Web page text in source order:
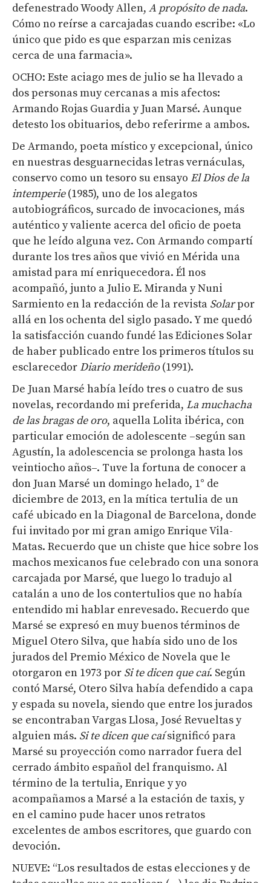
defenestrado Woody Allen, A propósito de nada.
Cómo no reírse a carcajadas cuando escribe: «Lo
único que pido es que esparzan mis cenizas
cerca de una farmacia».
OCHO: Este aciago mes de julio se ha llevado a
dos personas muy cercanas a mis afectos:
Armando Rojas Guardia y Juan Marsé. Aunque
detesto los obituarios, debo referirme a ambos.
De Armando, poeta místico y excepcional, único
en nuestras desguarnecidas letras vernáculas,
conservo como un tesoro su ensayo El Dios de la
intemperie(1985), uno de los alegatos
autobiográficos, surcado de invocaciones, más
auténtico y valiente acerca del oficio de poeta
que he leído alguna vez. Con Armando compartí
durante los tres años que vivió en Mérida una
amistad para mí enriquecedora. Él nos
acompañó, junto a Julio E. Miranda y Nuni
Sarmiento en la redacción de la revista Solarpor
allá en los ochenta del siglo pasado. Y me quedó
la satisfacción cuando fundé las Ediciones Solar
de haber publicado entre los primeros títulos su
esclarecedor Diario merideño(1991).
De Juan Marsé había leído tres o cuatro de sus
novelas, recordando mi preferida, La muchacha
de las bragas de oro, aquella Lolita ibérica, con
particular emoción de adolescente –según san
Agustín, la adolescencia se prolonga hasta los
veintiocho años–. Tuve la fortuna de conocer a
don Juan Marsé un domingo helado, 1° de
diciembre de 2013, en la mítica tertulia de un
café ubicado en la Diagonal de Barcelona, donde
fui invitado por mi gran amigo Enrique Vila-
Matas. Recuerdo que un chiste que hice sobre los
machos mexicanos fue celebrado con una sonora
carcajada por Marsé, que luego lo tradujo al
catalán a uno de los contertulios que no había
entendido mi hablar enrevesado. Recuerdo que
Marsé se expresó en muy buenos términos de
Miguel Otero Silva, que había sido uno de los
jurados del Premio México de Novela que le
otorgaron en 1973 por Si te dicen que caí. Según
contó Marsé, Otero Silva había defendido a capa
y espada su novela, siendo que entre los jurados
se encontraban Vargas Llosa, José Revueltas y
alguien más. Si te dicen que caísignificó para
Marsé su proyección como narrador fuera del
cerrado ámbito español del franquismo. Al
término de la tertulia, Enrique y yo
acompañamos a Marsé a la estación de taxis, y
en el camino pude hacer unos retratos
excelentes de ambos escritores, que guardo con
devoción.
NUEVE: “Los resultados de estas elecciones y de